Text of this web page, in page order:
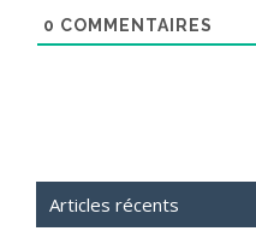
0 COMMENTAIRES
Articles récents